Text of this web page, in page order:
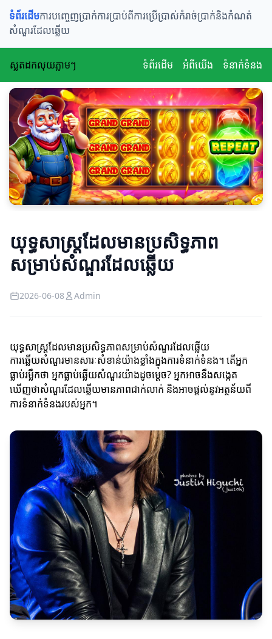
ទំព័រដើមការបញ្ចេញប្រាក់ការប្រាប់ពីការប្រើប្រាស់កំរាច់ប្រាក់និងកំណត់
សំណួរដែលឆ្លើយ
ស្លតដកលុយភ្លាមៗ ទំព័រដើម អំពីយើង ទំនាក់ទំនង
យុទ្ធសាស្ត្រដែលមានប្រសិទ្ធភាព
សម្រាប់សំណួរដែលឆ្លើយ
2026-06-08 Admin
យុទ្ធសាស្ត្រដែលមានប្រសិទ្ធភាពសម្រាប់សំណួរដែលឆ្លើយ
ការឆ្លើយសំណួរមានសារៈសំខាន់យ៉ាងខ្លាំងក្នុងការទំនាក់ទំនង។ តើអ្នក
ធ្លាប់រម្លឹកថា អ្នកធ្លាប់ឆ្លើយសំណួរយ៉ាងដូចម្តេច? អ្នកអាចនឹងសង្កេត
ឃើញថាសំណួរដែលឆ្លើយមានភាពជាក់លាក់ និងអាចផ្តល់នូវអត្ថន័យពី
ការទំនាក់ទំនងរបស់អ្នក។